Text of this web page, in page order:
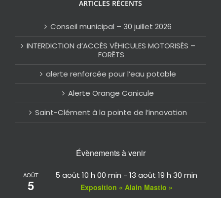
ARTICLES RÉCENTS
Conseil municipal – 30 juillet 2026
INTERDICTION d’ACCÈS VÉHICULES MOTORISÉS –
FORÊTS
alerte renforcée pour l’eau potable
Alerte Orange Canicule
Saint-Clément à la pointe de l’innovation
Évènements à venir
AOÛT
5
5 août 10 h 00 min - 13 août 19 h 30 min
Exposition « Alain Mastio »